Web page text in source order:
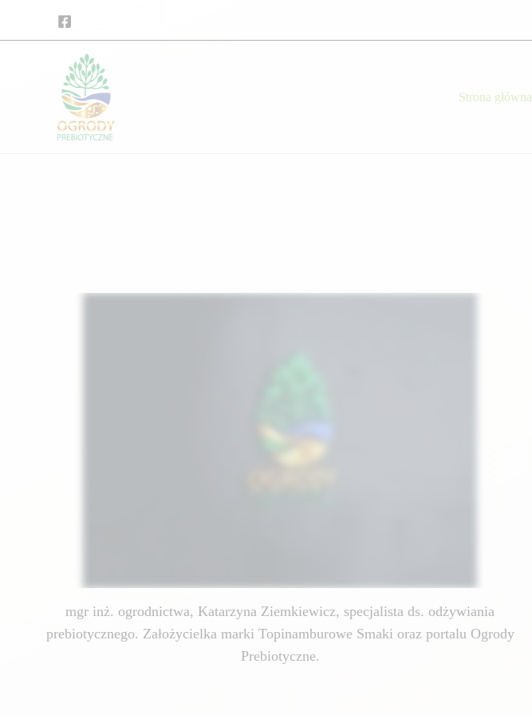
Strona główna
mgr inż. ogrodnictwa, Katarzyna Ziemkiewicz, specjalista ds. odżywiania
prebiotycznego. Założycielka marki Topinamburowe Smaki oraz portalu Ogrody
Prebiotyczne.